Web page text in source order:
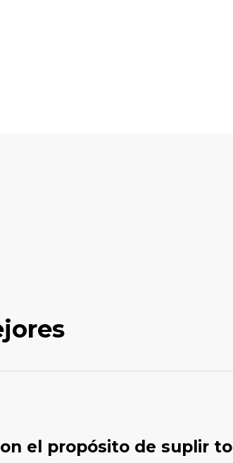
el propósito de suplir